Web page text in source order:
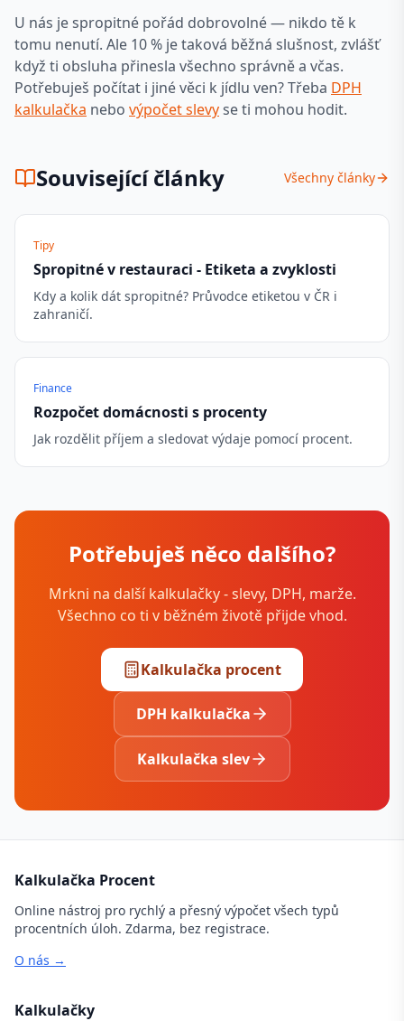
U nás je spropitné pořád dobrovolné — nikdo tě k
tomu nenutí. Ale 10 % je taková běžná slušnost, zvlášť
když ti obsluha přinesla všechno správně a včas.
Potřebuješ počítat i jiné věci k jídlu ven? Třeba DPH
kalkulačka nebo výpočet slevyse ti mohou hodit.
Související články Všechny články
Tipy
Spropitné v restauraci - Etiketa a zvyklosti
Kdy a kolik dát spropitné? Průvodce etiketou v ČR i
zahraničí.
Finance
Rozpočet domácnosti s procenty
Jak rozdělit příjem a sledovat výdaje pomocí procent.
Potřebuješ něco dalšího?
Mrkni na další kalkulačky - slevy, DPH, marže.
Všechno co ti v běžném životě přijde vhod.
Kalkulačka procent
DPH kalkulačka
Kalkulačka slev
Kalkulačka Procent
Online nástroj pro rychlý a přesný výpočet všech typů
procentních úloh. Zdarma, bez registrace.
O nás →
Kalkulačky